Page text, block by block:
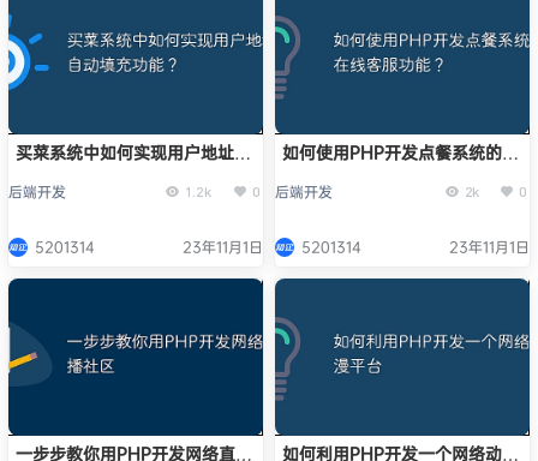
买菜系统中如何实现用户地址自
后端开发 1.2k 0
5201314 23年11月1日
如何使用PHP开发点餐系统的在
后端开发 2k 0
5201314 23年11月1日
一步步教你用PHP开发网络直播
如何利用PHP开发一个网络动漫